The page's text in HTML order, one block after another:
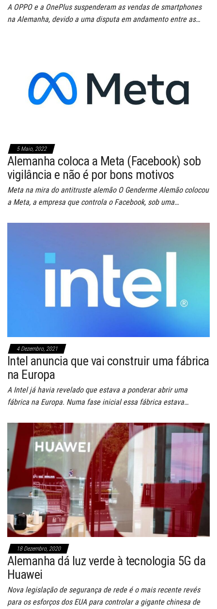
A OPPO e a OnePlus suspenderam as vendas de smartphones
na Alemanha, devido a uma disputa em andamento entre as…
5 Maio, 2022
Alemanha coloca a Meta (Facebook) sob
vigilância e não é por bons motivos
Meta na mira do antitruste alemão O Genderme Alemão colocou
a Meta, a empresa que controla o Facebook, sob uma…
4 Dezembro, 2021
Intel anuncia que vai construir uma fábrica
na Europa
A Intel já havia revelado que estava a ponderar abrir uma
fábrica na Europa. Numa fase inicial essa fábrica estava…
18 Dezembro, 2020
Alemanha dá luz verde à tecnologia 5G da
Huawei
Nova legislação de segurança de rede é o mais recente revés
para os esforços dos EUA para controlar a gigante chinesa de